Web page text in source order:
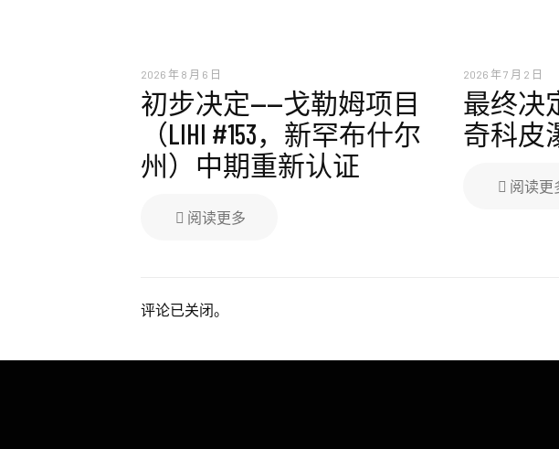
2026 年 8 月 6 日
初步决定——戈勒姆项目
（LIHI #153，新罕布什尔
州）中期重新认证
阅读更多
2026 年 7 月 2 日
最终决
奇科皮
阅读更
评论已关闭。